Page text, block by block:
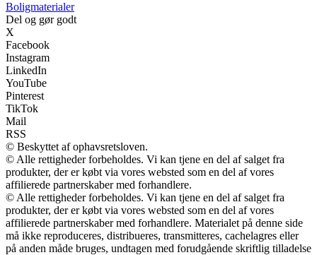
Boligmaterialer
Del og gør godt
X
Facebook
Instagram
LinkedIn
YouTube
Pinterest
TikTok
Mail
RSS
© Beskyttet af ophavsretsloven.
© Alle rettigheder forbeholdes. Vi kan tjene en del af salget fra
produkter, der er købt via vores websted som en del af vores
affilierede partnerskaber med forhandlere.
© Alle rettigheder forbeholdes. Vi kan tjene en del af salget fra
produkter, der er købt via vores websted som en del af vores
affilierede partnerskaber med forhandlere. Materialet på denne side
må ikke reproduceres, distribueres, transmitteres, cachelagres eller
på anden måde bruges, undtagen med forudgående skriftlig tilladelse